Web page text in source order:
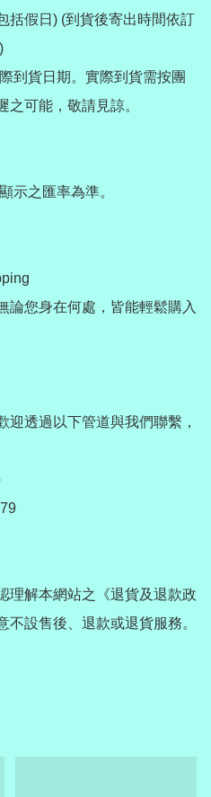
括假日) (到貨後寄出時間依訂
到貨日期。實際到貨需按團
之可能，敬請見諒。
示之匯率為準。
您身在何處，皆能輕鬆購入
透過以下管道與我們聯繫，
理解本網站之《退貨及退款政